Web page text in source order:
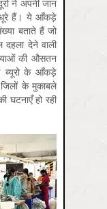
ने अपनी जान
हैं। ये आँकड़े
बताते हैं जो
देने वाली
की औसतन
ब्यूरो के आँकड़े
के मुकाबले
घटनाएँ हो रही